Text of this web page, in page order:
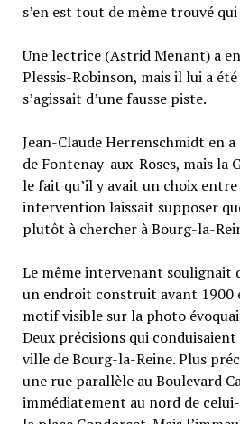
s’en est tout de même trouvé
Une lectrice (Astrid Menant) a
Plessis-Robinson, mais il lui a
s’agissait d’une fausse piste.
Jean-Claude Herrenschmidt en a
de Fontenay-aux-Roses, mais la
le fait qu’il y avait un choix
intervention laissait supposer
plutôt à chercher à Bourg-la-
Le même intervenant soulignait
un endroit construit avant 1900
motif visible sur la photo
Deux précisions qui
ville de Bourg-la-Reine. Plus
une rue parallèle au Boulevard
immédiatement au nord de